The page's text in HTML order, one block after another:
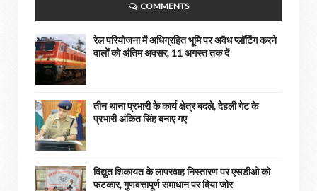
COMMENTS
रेल परियोजना में अधिग्रहित भूमि पर अवैध प्लॉटिंग करने
वालों को अंतिम अवसर, 11 अगस्त तक दें
तीन थाना प्रभारी के कार्य क्षेत्र बदले, देहली गेट के
प्रभारी अंकित सिंह बनाए गए
विद्युत शिकायत के लापरवाह निस्तारण पर एसडीओ को
फटकार, गुणवत्तापूर्ण समाधान पर दिया जोर